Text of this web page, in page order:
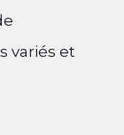
variés et